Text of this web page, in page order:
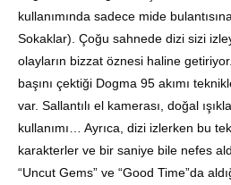
kullanımında sadece mide
Sokaklar). Çoğu sahnede dizi sizi
olayların bizzat öznesi haline
başını çektiği Dogma 95 akımı
var. Sallantılı el kamerası, doğal
kullanımı… Ayrıca, dizi izlerken bu
karakterler ve bir saniye bile nefes
“Uncut Gems” ve “Good Time”da